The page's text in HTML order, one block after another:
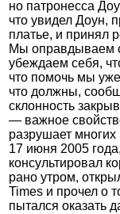
но патронесса
что увидел Доун,
платье, и принял
Мы оправдываем
убеждаем себя,
что помочь мы
что должны,
склонность
— важное
разрушает многих
17 июня 2005
консультировал
рано утром,
Times и прочел о
пытался оказать